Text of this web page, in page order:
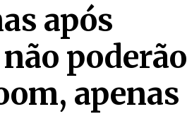
após
poderão
apenas